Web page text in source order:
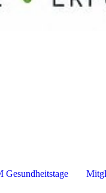
Gesundheitstage